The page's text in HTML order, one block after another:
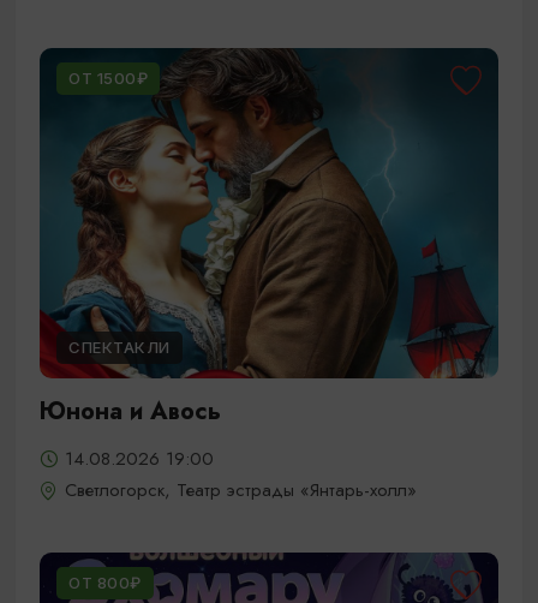
ОТ 1500₽
СПЕКТАКЛИ
Юнона и Авось
14.08.2026 19:00
Светлогорск, Театр эстрады «Янтарь-холл»
ОТ 800₽